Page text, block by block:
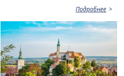
Подробнее